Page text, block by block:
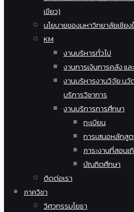
เขียว)
นโยบายของมหาวิทยาลัยเชียง
KM
งานบริหารทั่วไป
งานการเงินการคลัง แ
งานบริหารงานวิจัย นวั
บริการวิชาการ
งานบริการการศึกษา
ทะเบียน
การเสนอหลักสู
ภาระงานที่สอนเ
บัณฑิตศึกษา
ติดต่อเรา
ภาควิชา
วิศวกรรมโยธา